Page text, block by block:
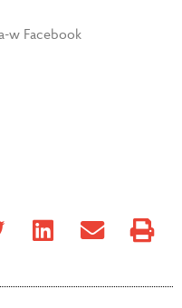
w Facebook